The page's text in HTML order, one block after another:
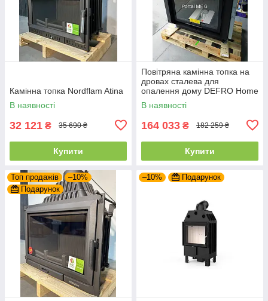
Камінна топка Nordflam Atina
В наявності
32 121 ₴ 35 690 ₴
Купити
Повітряна камінна топка на
дровах сталева для
опалення дому DEFRO Home
PORTAL ME G з підйомними
дверцятами
В наявності
164 033 ₴ 182 259 ₴
Купити
Топ продажів
–10%
Подарунок
–10% Подарунок